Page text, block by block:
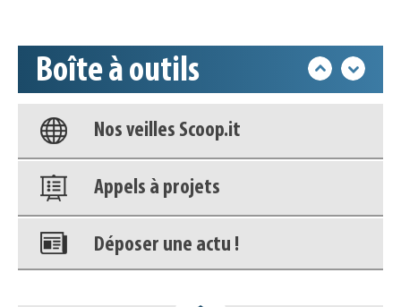
Boîte à outils
Base documentaire
Nos veilles Scoop.it
Appels à projets
Déposer une actu !